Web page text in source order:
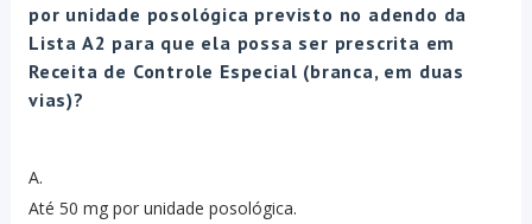
por unidade posológica previsto no adendo da
Lista A2 para que ela possa ser prescrita em
Receita de Controle Especial (branca, em duas
vias)?
A.
Até 50 mg por unidade posológica.